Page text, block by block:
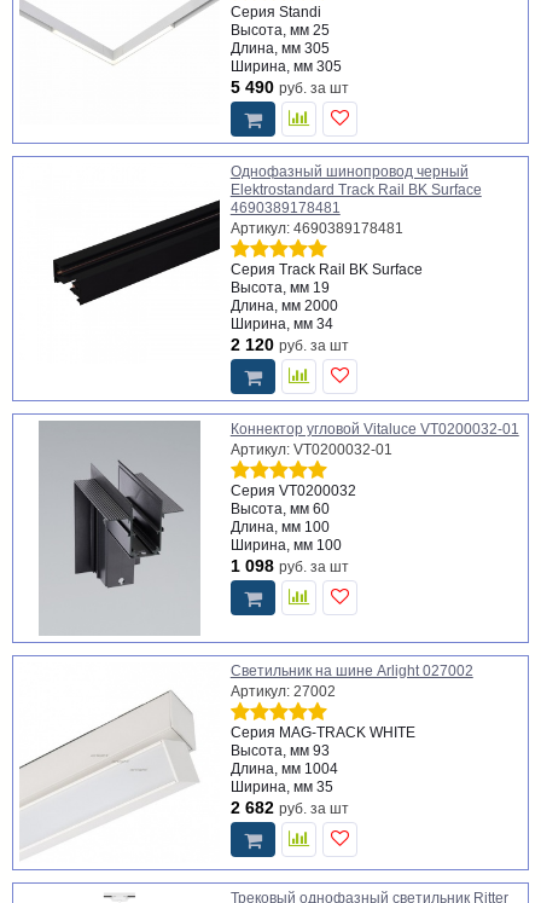
Серия Standi
Высота, мм 25
Длина, мм 305
Ширина, мм 305
5 490 руб. за шт
Однофазный шинопровод черный
Elektrostandard Track Rail BK Surface
4690389178481
Артикул: 4690389178481
Серия Track Rail BK Surface
Высота, мм 19
Длина, мм 2000
Ширина, мм 34
2 120 руб. за шт
Коннектор угловой Vitaluce VT0200032-01
Артикул: VT0200032-01
Серия VT0200032
Высота, мм 60
Длина, мм 100
Ширина, мм 100
1 098 руб. за шт
Светильник на шине Arlight 027002
Артикул: 27002
Серия MAG-TRACK WHITE
Высота, мм 93
Длина, мм 1004
Ширина, мм 35
2 682 руб. за шт
Трековый однофазный светильник Ritter